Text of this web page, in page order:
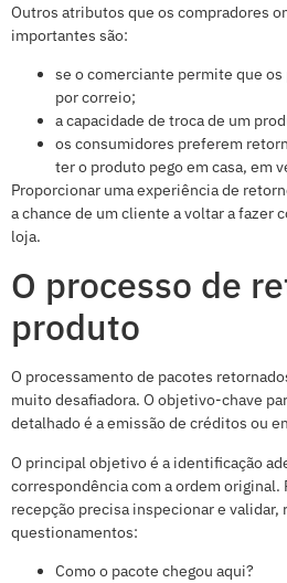
Outros atributos que os compradores
importantes são:
se o comerciante permite que
por correio;
a capacidade de troca de um
os consumidores preferem
ter o produto pego em casa, em
Proporcionar uma experiência de
a chance de um cliente a voltar a fazer
loja.
O processo de
produto
O processamento de pacotes
muito desafiadora. O objetivo-chave
detalhado é a emissão de créditos ou
O principal objetivo é a identificação
correspondência com a ordem original.
recepção precisa inspecionar e
questionamentos:
Como o pacote chegou aqui?